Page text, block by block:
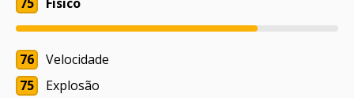
76
Velocidade
75
Explosão